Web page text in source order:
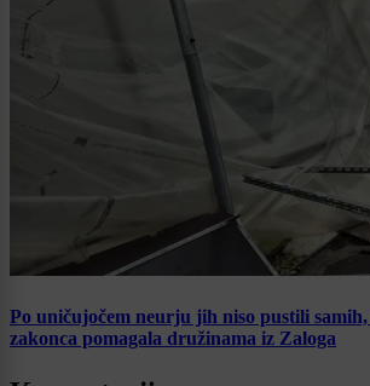
Po uničujočem neurju jih niso pustili
zakonca pomagala družinama iz Zaloga